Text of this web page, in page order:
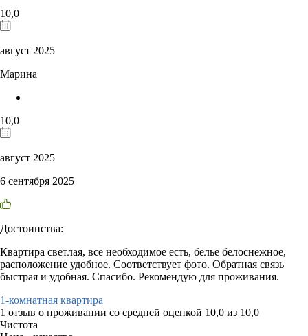
10,0
август 2025
Марина
10,0
август 2025
6 сентября 2025
Достоинства:
Квартира светлая, все необходимое есть, белье белоснежное,
расположение удобное. Соответствует фото. Обратная связь
быстрая и удобная. Спасибо. Рекомендую для проживания.
1-комнатная квартира
1 отзыв о проживании со средней оценкой 10,0 из 10,0
Чистота